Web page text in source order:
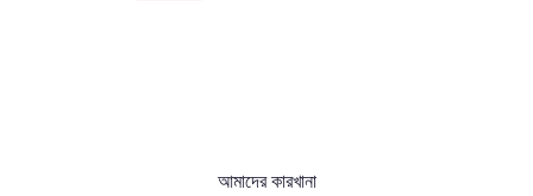
আমাদের কারখানা